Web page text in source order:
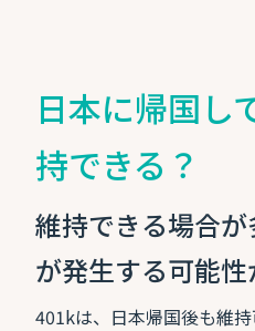
日本に帰国し
持できる？
維持できる場合
が発生する可能性
401kは、日本帰国後も維